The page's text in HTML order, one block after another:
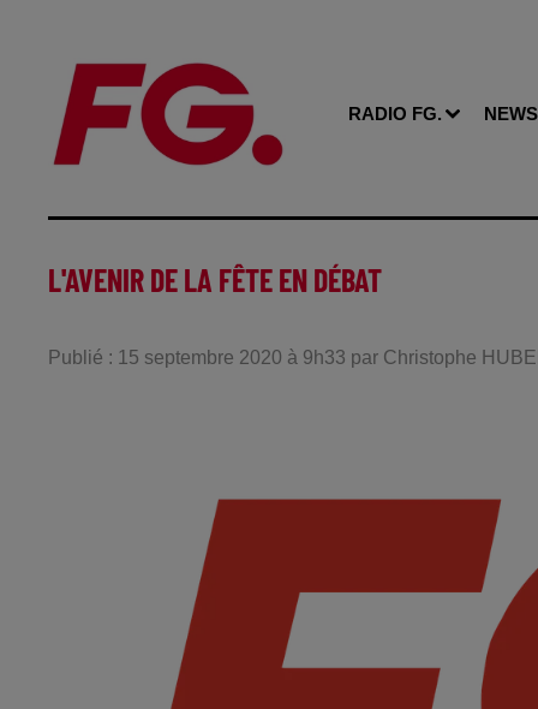
RADIO FG. NEWS
L'AVENIR DE LA FÊTE EN DÉBAT
Publié : 15 septembre 2020 à 9h33 par Christophe